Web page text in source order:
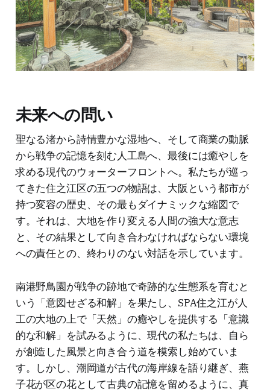
未来への問い
聖なる渚から詩情豊かな湿地へ、そして商業の動脈
から戦争の記憶を刻む人工島へ、最後には癒やしを
求める現代のウォーターフロントへ。私たちが巡っ
てきた住之江区の五つの物語は、大阪という都市が
持つ変容の歴史、その最もダイナミックな縮図で
す。それは、大地を作り変える人間の強大な意志
と、その結果として向き合わなければならない環境
への責任との、終わりのない対話を示しています。
南港野鳥園が戦争の跡地で奇跡的な生態系を育むと
いう「意図せざる和解」を果たし、SPA住之江が人
工の大地の上で「天然」の癒やしを提供する「意識
的な和解」を試みるように、現代の私たちは、自ら
が創造した風景と向き合う道を模索し始めていま
す。しかし、潮岡道が古代の海岸線を語り継ぎ、燕
子花が区の花として古典の記憶を留めるように、真